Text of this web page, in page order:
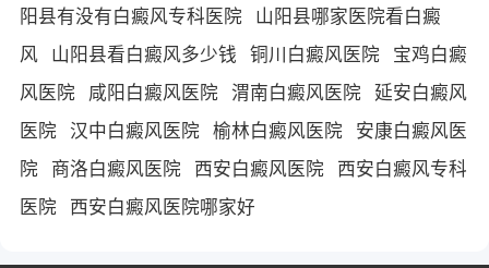
阳县有没有白癜风专科医院 山阳县哪家医院看白癜
风 山阳县看白癜风多少钱 铜川白癜风医院 宝鸡白癜
风医院 咸阳白癜风医院 渭南白癜风医院 延安白癜风
医院 汉中白癜风医院 榆林白癜风医院 安康白癜风医
院 商洛白癜风医院 西安白癜风医院 西安白癜风专科
医院 西安白癜风医院哪家好